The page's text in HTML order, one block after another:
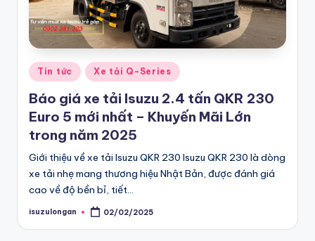
G
iá
R
ẻ
C
h
ín
h
H
ã
bán
tải
Max
lịch
MU-
Chính
Posted
in
Tin tức Xe tải Q-Series
Báo giá xe tải Isuzu 2.4 tấn QKR 230
Euro 5 mới nhất – Khuyến Mãi Lớn
trong năm 2025
Giới thiệu về xe tải Isuzu QKR 230 Isuzu QKR 230 là dòng
xe tải nhẹ mang thương hiệu Nhật Bản, được đánh giá
cao về độ bền bỉ, tiết…
Posted
isuzulongan 02/02/2025